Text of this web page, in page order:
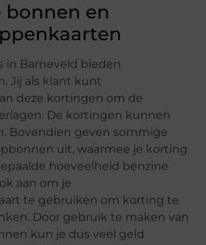
bonnen en
in Barneveld bieden
Jij als klant kunt
deze kortingen om de
De kortingen kunnen
Bovendien geven sommige
uit, waarmee je korting
hoeveelheid benzine
aan om je
te gebruiken om korting te
Door gebruik te maken van
kun je dus veel geld